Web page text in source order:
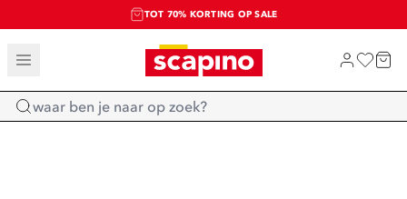
TOT 70% KORTING OP SALE
SALE: LAATSTE KANS!
SHOP NIEUW
Home